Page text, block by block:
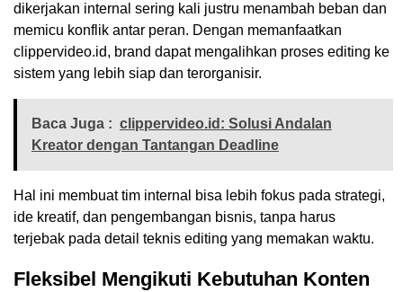
dikerjakan internal sering kali justru menambah beban dan
memicu konflik antar peran. Dengan memanfaatkan
clippervideo.id, brand dapat mengalihkan proses editing ke
sistem yang lebih siap dan terorganisir.
Baca Juga : clippervideo.id: Solusi Andalan
Kreator dengan Tantangan Deadline
Hal ini membuat tim internal bisa lebih fokus pada strategi,
ide kreatif, dan pengembangan bisnis, tanpa harus
terjebak pada detail teknis editing yang memakan waktu.
Fleksibel Mengikuti Kebutuhan Konten